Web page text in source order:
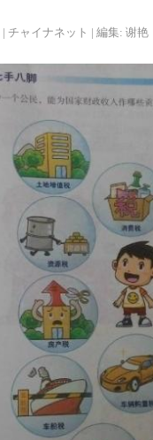
| チャイナネット | 編集: 谢艳